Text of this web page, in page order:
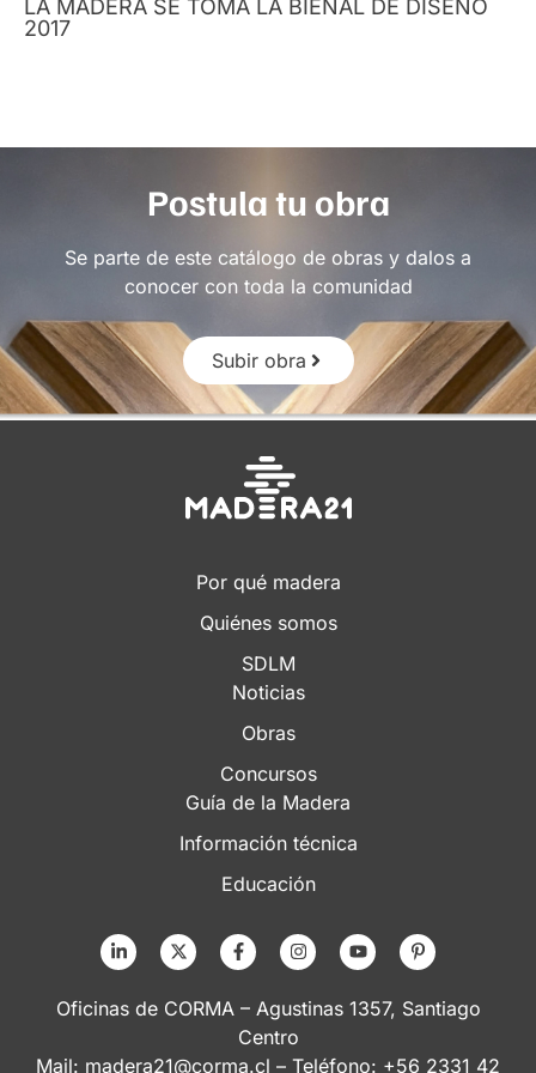
LA MADERA SE TOMA LA BIENAL DE DISEÑO
2017
Postula tu obra
Se parte de este catálogo de obras y dalos a
conocer con toda la comunidad
Subir obra
Por qué madera
Quiénes somos
SDLM
Noticias
Obras
Concursos
Guía de la Madera
Información técnica
Educación
Oficinas de CORMA – Agustinas 1357, Santiago
Centro
Mail: madera21@corma.cl – Teléfono: +56 2331 42